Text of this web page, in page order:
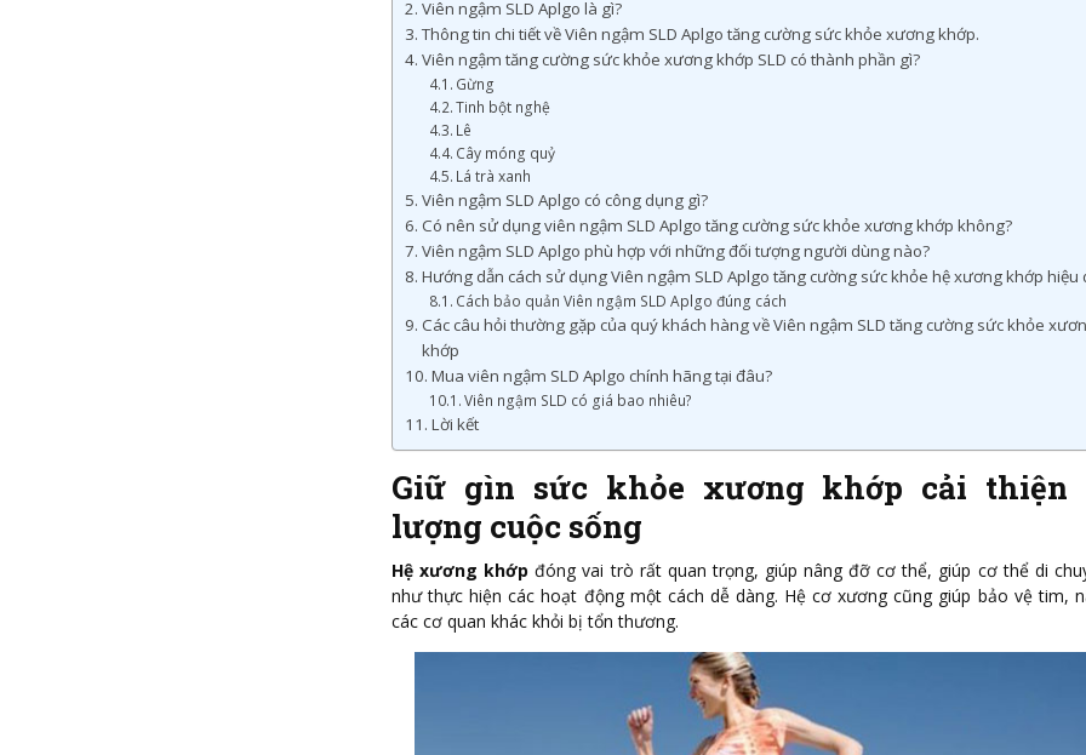
Viên ngậm SLD Aplgo là gì?
Thông tin chi tiết về Viên ngậm SLD Aplgo tăng cường sức khỏe xương khớp.
Viên ngậm tăng cường sức khỏe xương khớp SLD có thành phần gì?
Gừng
Tinh bột nghệ
Lê
Cây móng quỷ
Lá trà xanh
Viên ngậm SLD Aplgo có công dụng gì?
Có nên sử dụng viên ngậm SLD Aplgo tăng cường sức khỏe xương khớp không?
Viên ngậm SLD Aplgo phù hợp với những đối tượng người dùng nào?
Hướng dẫn cách sử dụng Viên ngậm SLD Aplgo tăng cường sức khỏe hệ xương khớp hiệu
Cách bảo quản Viên ngậm SLD Aplgo đúng cách
Các câu hỏi thường gặp của quý khách hàng về Viên ngậm SLD tăng cường sức khỏe
khớp
Mua viên ngậm SLD Aplgo chính hãng tại đâu?
Viên ngậm SLD có giá bao nhiêu?
Lời kết
Giữ gìn sức khỏe xương khớp cải thiện
lượng cuộc sống
Hệ xương khớp đóng vai trò rất quan trọng, giúp nâng đỡ cơ thể, giúp cơ thể di
như thực hiện các hoạt động một cách dễ dàng. Hệ cơ xương cũng giúp bảo vệ tim,
các cơ quan khác khỏi bị tổn thương.